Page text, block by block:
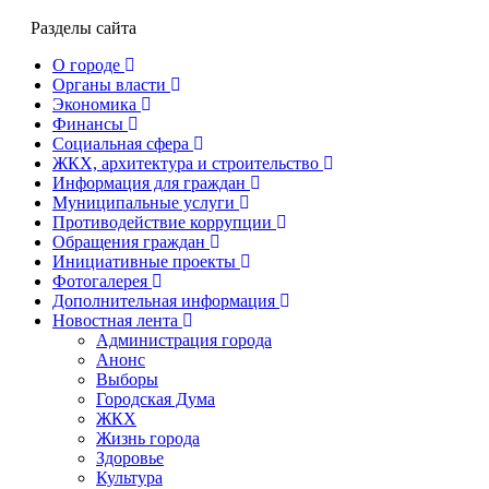
Разделы сайта
О городе
Органы власти
Экономика
Финансы
Социальная сфера
ЖКХ, архитектура и строительство
Информация для граждан
Муниципальные услуги
Противодействие коррупции
Обращения граждан
Инициативные проекты
Фотогалерея
Дополнительная информация
Новостная лента
Администрация города
Анонс
Выборы
Городская Дума
ЖКХ
Жизнь города
Здоровье
Культура